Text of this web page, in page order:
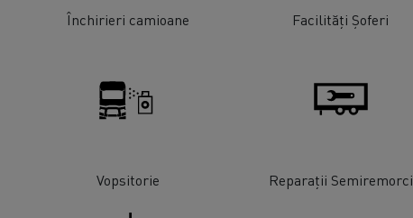
Închirieri camioane Facilități Șoferi
Vopsitorie Reparații Semiremorci